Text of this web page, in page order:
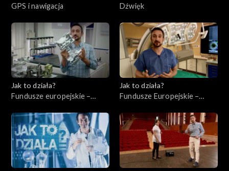
GPS i nawigacja
Dźwięk
Jak to działa?
Fundusze europejskie –
przedsiębiorstw
Jak to działa?
Fundusze Europejskie –